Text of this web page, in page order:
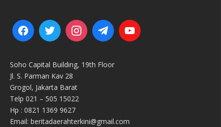
Soho Capital Building, 19th Floor
Jl. S. Parman Kav 28
Grogol, Jakarta Barat
Telp 021 – 505 15022
Hp : 0821 1369 9627
Email: beritadaerahterkini@gmail.com